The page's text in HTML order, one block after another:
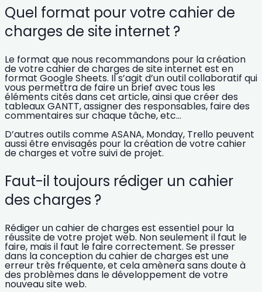
Quel format pour votre cahier de
charges de site internet ?
Le format que nous recommandons pour la création
de votre cahier de charges de site internet est en
format Google Sheets. Il s’agit d’un outil collaboratif qui
vous permettra de faire un brief avec tous les
éléments cités dans cet article, ainsi que créer des
tableaux GANTT, assigner des responsables, faire des
commentaires sur chaque tâche, etc…
D’autres outils comme ASANA, Monday, Trello peuvent
aussi être envisagés pour la création de votre cahier
de charges et votre suivi de projet.
Faut-il toujours rédiger un cahier
des charges ?
Rédiger un cahier de charges est essentiel pour la
réussite de votre projet web. Non seulement il faut le
faire, mais il faut le faire correctement. Se presser
dans la conception du cahier de charges est une
erreur très fréquente, et cela amènera sans doute à
des problèmes dans le développement de votre
nouveau site web.